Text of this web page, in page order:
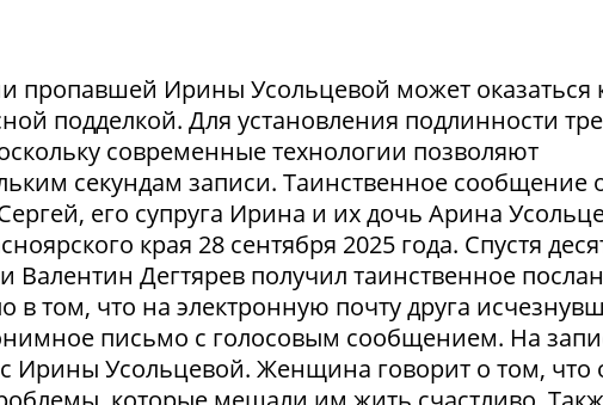
пропавшей Ирины Усольцевой может оказаться
подделкой. Для установления подлинности
современные технологии позволяют
секундам записи. Таинственное сообщение
его супруга Ирина и их дочь Арина
края 28 сентября 2025 года. Спустя
Дегтярев получил таинственное
том, что на электронную почту друга
письмо с голосовым сообщением. На
Ирины Усольцевой. Женщина говорит о том, что